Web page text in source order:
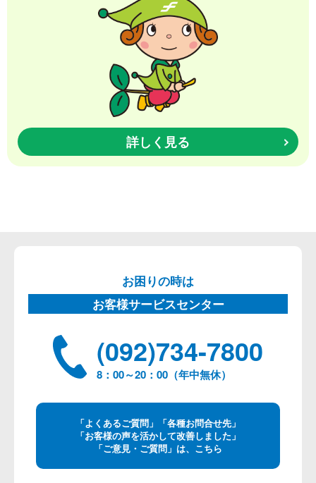
詳しく見る
お困りの時は
お客様サービスセンター
(092)734-7800
8：00～20：00（年中無休）
「よくあるご質問」「各種お問合せ先」
「お客様の声を活かして改善しました」
「ご意見・ご質問」は、こちら